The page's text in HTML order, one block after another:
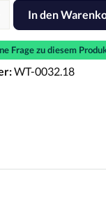
Gib den
In den
Frage zu diesem
WT-0032.18